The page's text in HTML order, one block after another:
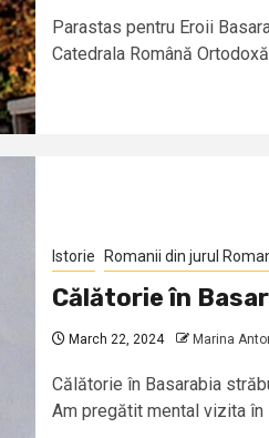
Parastas pentru Eroii
Catedrala Română Ortodoxă
Istorie Romanii din jurul
Călătorie în
March 22, 2024 Marina
Călătorie în Basarabia
Am pregătit mental vizita în